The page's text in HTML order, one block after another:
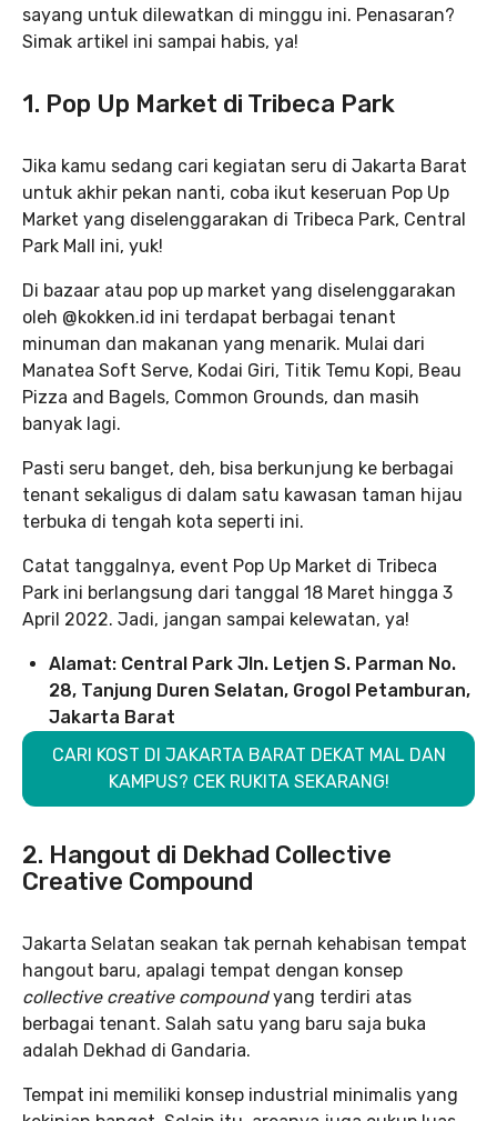
sayang untuk dilewatkan di minggu ini. Penasaran?
Simak artikel ini sampai habis, ya!
1. Pop Up Market di Tribeca Park
Jika kamu sedang cari kegiatan seru di Jakarta Barat
untuk akhir pekan nanti, coba ikut keseruan Pop Up
Market yang diselenggarakan di Tribeca Park, Central
Park Mall ini, yuk!
Di bazaar atau pop up market yang diselenggarakan
oleh @kokken.id ini terdapat berbagai tenant
minuman dan makanan yang menarik. Mulai dari
Manatea Soft Serve, Kodai Giri, Titik Temu Kopi, Beau
Pizza and Bagels, Common Grounds, dan masih
banyak lagi.
Pasti seru banget, deh, bisa berkunjung ke berbagai
tenant sekaligus di dalam satu kawasan taman hijau
terbuka di tengah kota seperti ini.
Catat tanggalnya, event Pop Up Market di Tribeca
Park ini berlangsung dari tanggal 18 Maret hingga 3
April 2022. Jadi, jangan sampai kelewatan, ya!
Alamat: Central Park Jln. Letjen S. Parman No.
28, Tanjung Duren Selatan, Grogol Petamburan,
Jakarta Barat
CARI KOST DI JAKARTA BARAT DEKAT MAL DAN
KAMPUS? CEK RUKITA SEKARANG!
2. Hangout di Dekhad Collective
Creative Compound
Jakarta Selatan seakan tak pernah kehabisan tempat
hangout baru, apalagi tempat dengan konsep
collective creative compoundyang terdiri atas
berbagai tenant. Salah satu yang baru saja buka
adalah Dekhad di Gandaria.
Tempat ini memiliki konsep industrial minimalis yang